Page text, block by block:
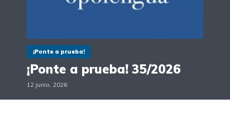
¡Ponte a prueba!
¡Ponte a prueba! 35/2026
12 junio, 2026